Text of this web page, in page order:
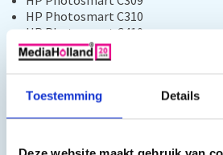
Toestemming Details
HP Photosmart C310
HP Photosmart C410
HP Photosmart C410B
HP Photosmart C510
HP Photosmart C5324
HP Photosmart C6380